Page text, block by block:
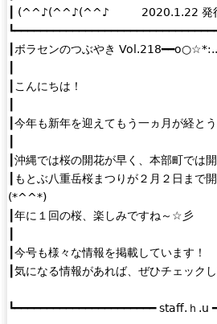
┃ (^^♪(^^♪(^^♪ 2020.1.22 発行
┃ボラセンのつぶやき
┃こんにちは！
┃今年も新年を迎えてもう一ヵ月が経と
┃沖縄では桜の開花が早く、本部町では
┃もとぶ八重岳桜まつりが２月２日まで
(*^^*)
┃年に１回の桜、楽しみですね～☆彡
┃今号も様々な情報を掲載しています！
┃気になる情報があれば、ぜひチェ
┗━━━━━━━━━━━━━━━━━━━━━━ staff.ｈ.u